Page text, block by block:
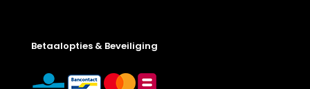
Betaalopties & Beveiliging